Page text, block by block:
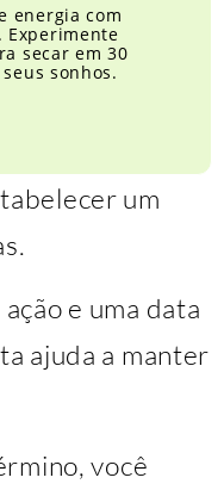
energia com
Experimente
secar em 30
sonhos.
um
e uma data
ajuda a manter
você